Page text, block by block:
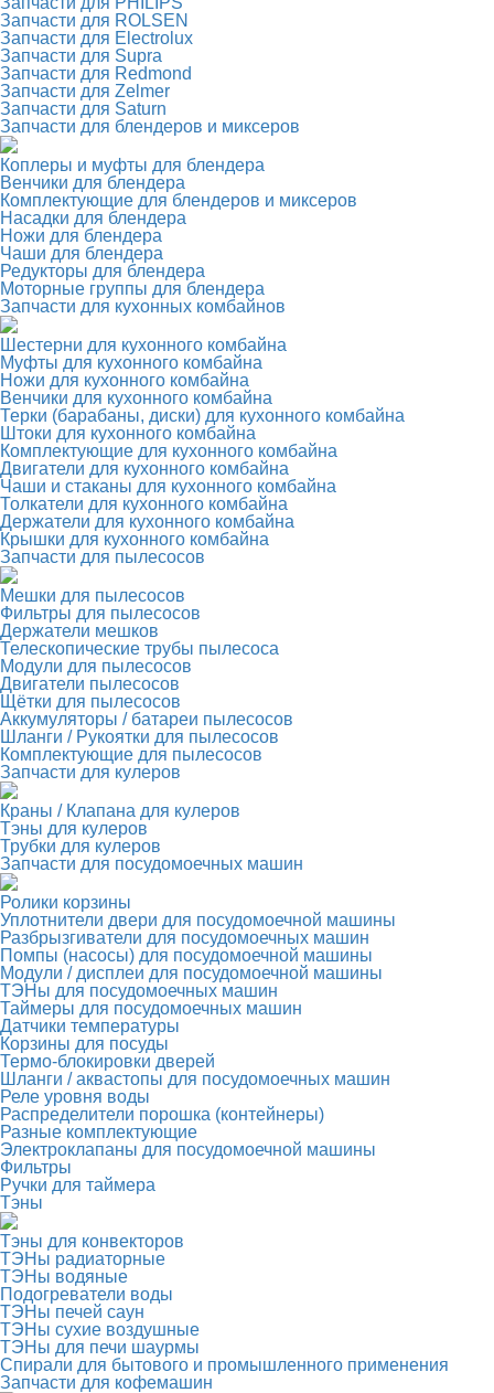
Запчасти для ROLSEN
Запчасти для Electrolux
Запчасти для Supra
Запчасти для Redmond
Запчасти для Zelmer
Запчасти для Saturn
Запчасти для блендеров и миксеров
Коплеры и муфты для блендера
Венчики для блендера
Комплектующие для блендеров и миксеров
Насадки для блендера
Ножи для блендера
Чаши для блендера
Редукторы для блендера
Моторные группы для блендера
Запчасти для кухонных комбайнов
Шестерни для кухонного комбайна
Муфты для кухонного комбайна
Ножи для кухонного комбайна
Венчики для кухонного комбайна
Терки (барабаны, диски) для кухонного комбайна
Штоки для кухонного комбайна
Комплектующие для кухонного комбайна
Двигатели для кухонного комбайна
Чаши и стаканы для кухонного комбайна
Толкатели для кухонного комбайна
Держатели для кухонного комбайна
Крышки для кухонного комбайна
Запчасти для пылесосов
Мешки для пылесосов
Фильтры для пылесосов
Держатели мешков
Телескопические трубы пылесоса
Модули для пылесосов
Двигатели пылесосов
Щётки для пылесосов
Аккумуляторы / батареи пылесосов
Шланги / Рукоятки для пылесосов
Комплектующие для пылесосов
Запчасти для кулеров
Краны / Клапана для кулеров
Тэны для кулеров
Трубки для кулеров
Запчасти для посудомоечных машин
Ролики корзины
Уплотнители двери для посудомоечной машины
Разбрызгиватели для посудомоечных машин
Помпы (насосы) для посудомоечной машины
Модули / дисплеи для посудомоечной машины
ТЭНы для посудомоечных машин
Таймеры для посудомоечных машин
Датчики температуры
Корзины для посуды
Термо-блокировки дверей
Шланги / аквастопы для посудомоечных машин
Реле уровня воды
Распределители порошка (контейнеры)
Разные комплектующие
Электроклапаны для посудомоечной машины
Фильтры
Ручки для таймера
Тэны
Тэны для конвекторов
ТЭНы радиаторные
ТЭНы водяные
Подогреватели воды
ТЭНы печей саун
ТЭНы сухие воздушные
ТЭНы для печи шаурмы
Спирали для бытового и промышленного применения
Запчасти для кофемашин